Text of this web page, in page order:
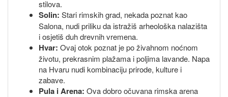
stilova.
Solin: Stari rimskih grad, nekada poznat kao
Salona, nudi priliku da istražiš arheološka nalazišta
i osjetiš duh drevnih vremena.
Hvar: Ovaj otok poznat je po živahnom noćnom
životu, prekrasnim plažama i poljima lavande. Napa
na Hvaru nudi kombinaciju prirode, kulture i
zabave.
Pula i Arena: Ova dobro očuvana rimska arena